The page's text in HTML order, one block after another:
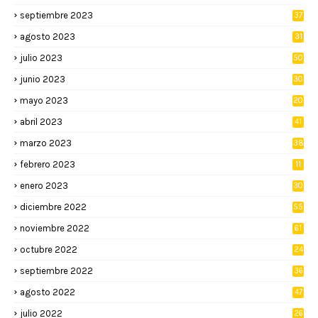
septiembre 2023 37
agosto 2023 31
julio 2023 50
junio 2023 30
mayo 2023 20
abril 2023 41
marzo 2023 38
febrero 2023 11
enero 2023 30
diciembre 2022 55
noviembre 2022 61
octubre 2022 24
septiembre 2022 36
agosto 2022 47
julio 2022 26